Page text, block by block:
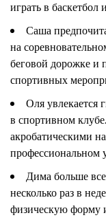
играть в
Саша
на
беговой дорожке и
спортивных
Оля увлекается
в спортивном
акробатическими
профессиональном
Дима больше
несколько раз в
физическую форму